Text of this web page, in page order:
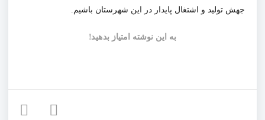
جهش تولید و اشتغال پایدار در این شهرستان باشیم.
به این نوشته امتیاز بدهید!